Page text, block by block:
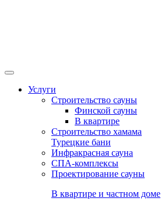
Услуги
Строительство сауны
Финской сауны
В квартире
Строительство хамама
Турецкие бани
Инфракрасная сауна
СПА-комплексы
Проектирование сауны
В квартире и частном доме